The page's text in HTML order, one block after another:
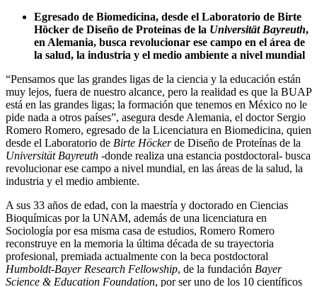
Egresado de Biomedicina, desde el Laboratorio de Birte
Höcker de Diseño de Proteínas de la Universität Bayreuth,
en Alemania, busca revolucionar ese campo en el área de
la salud, la industria y el medio ambiente a nivel mundial
“Pensamos que las grandes ligas de la ciencia y la educación están
muy lejos, fuera de nuestro alcance, pero la realidad es que la BUAP
está en las grandes ligas; la formación que tenemos en México no le
pide nada a otros países”, asegura desde Alemania, el doctor Sergio
Romero Romero, egresado de la Licenciatura en Biomedicina, quien
desde el Laboratorio de Birte Höckerde Diseño de Proteínas de la
Universität Bayreuth -donde realiza una estancia postdoctoral- busca
revolucionar ese campo a nivel mundial, en las áreas de la salud, la
industria y el medio ambiente.
A sus 33 años de edad, con la maestría y doctorado en Ciencias
Bioquímicas por la UNAM, además de una licenciatura en
Sociología por esa misma casa de estudios, Romero Romero
reconstruye en la memoria la última década de su trayectoria
profesional, premiada actualmente con la beca postdoctoral
Humboldt-Bayer Research Fellowship, de la fundación Bayer
Science & Education Foundation, por ser uno de los 10 científicos